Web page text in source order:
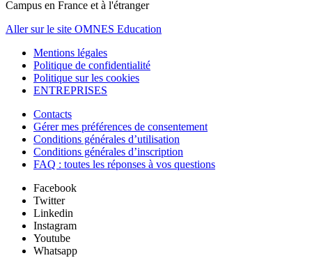
Campus en France et à l'étranger
Aller sur le site OMNES Education
Mentions légales
Politique de confidentialité
Politique sur les cookies
ENTREPRISES
Contacts
Gérer mes préférences de consentement
Conditions générales d’utilisation
Conditions générales d’inscription
FAQ : toutes les réponses à vos questions
Facebook
Twitter
Linkedin
Instagram
Youtube
Whatsapp